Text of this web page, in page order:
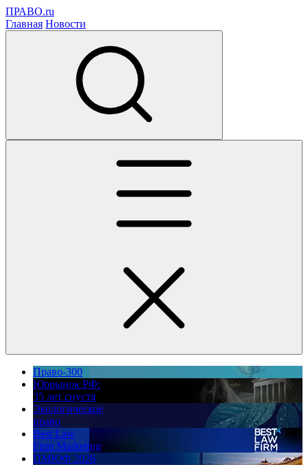
ПРАВО.ru
Главная Новости
Право-300
Юррынок РФ:
35 лет спустя
Экологическое
право
Best Law
Firm Marketing
ПМЮФ 2026